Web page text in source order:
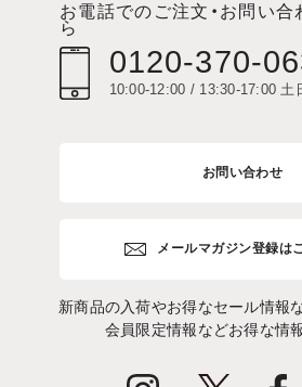
お電話でのご注文・お問い
ら
0120-370-
10:00-12:00 / 13:30-17:00 土
お問い合わせ
メールマガジン登録は
新商品の入荷やお得なセール情報
会員限定情報などお得な情